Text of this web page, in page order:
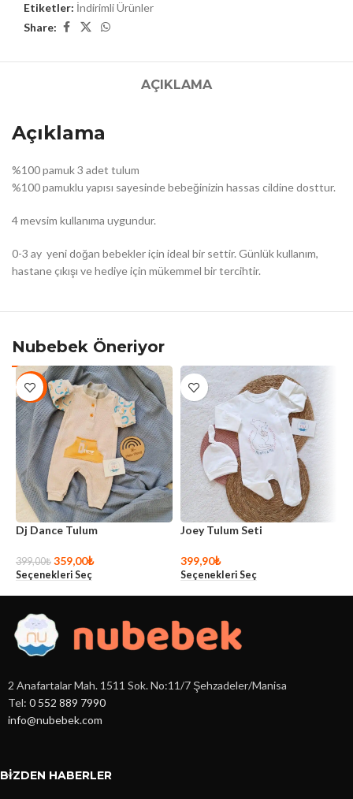
Etiketler: İndirimli Ürünler
Share:
AÇIKLAMA
Açıklama
%100 pamuk 3 adet tulum
%100 pamuklu yapısı sayesinde bebeğinizin hassas cildine dosttur.
4 mevsim kullanıma uygundur.
0-3 ay yeni doğan bebekler için ideal bir settir. Günlük kullanım,
hastane çıkışı ve hediye için mükemmel bir tercihtir.
Nubebek Öneriyor
-10%
Dj Dance Tulum
399,00₺ 359,00₺
Seçenekleri Seç
Joey Tulum Seti
399,90₺
Seçenekleri Seç
2 Anafartalar Mah. 1511 Sok. No:11/7 Şehzadeler/Manisa
Tel: 0 552 889 7990
info@nubebek.com
BIZDEN HABERLER